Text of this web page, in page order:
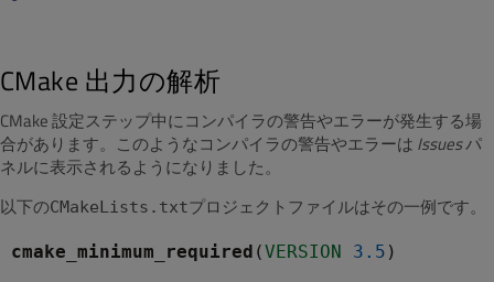
CMake 出力の解析
CMake 設定ステップ中にコンパイラの警告やエラーが発生する場
合があります。このようなコンパイラの警告やエラーは Issuesパ
ネルに表示されるようになりました。
以下のCMakeLists.txtプロジェクトファイルはその一例です。
cmake_minimum_required (VERSION 3.5 )